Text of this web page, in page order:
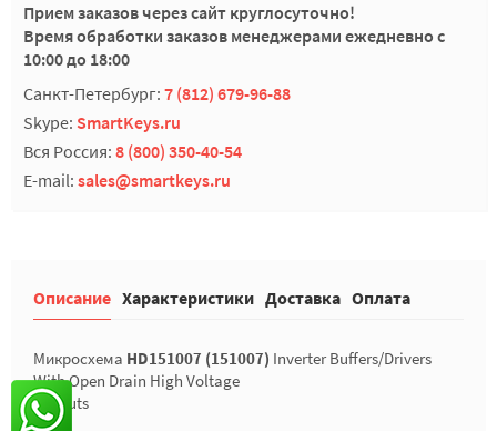
Прием заказов через сайт круглосуточно!
Время обработки заказов менеджерами ежедневно с
10:00 до 18:00
Санкт-Петербург: 7 (812) 679-96-88
Skype: SmartKeys.ru
Вся Россия: 8 (800) 350-40-54
E-mail: sales@smartkeys.ru
Описание Характеристики Доставка Оплата
Микросхема HD151007 (151007) Inverter Buffers/Drivers
With Open Drain High Voltage
Outputs